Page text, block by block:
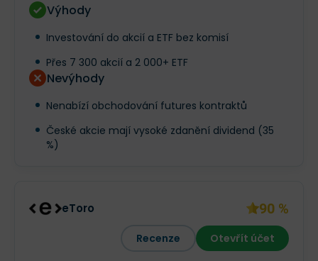
Výhody
Investování do akcií a ETF bez komisí
Přes 7 300 akcií a 2 000+ ETF
Nevýhody
Nenabízí obchodování futures kontraktů
České akcie mají vysoké zdanění dividend (35
%)
eToro 90 %
Recenze Otevřít účet